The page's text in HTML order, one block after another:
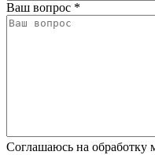
Ваш вопрос *
Соглашаюсь на обработку